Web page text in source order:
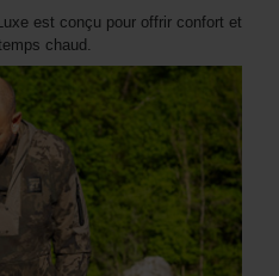
est conçu pour offrir confort et
chaud.